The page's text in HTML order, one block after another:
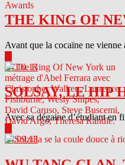
THE KING OF
Avant que la cocaïne ne
04.10.13
SOLSAY, LE HIP
Avec sa dégaine d’étudiant en
04.09.13